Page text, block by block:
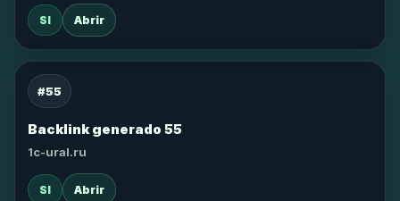
SI Abrir
#55
Backlink generado 55
1c-ural.ru
SI Abrir